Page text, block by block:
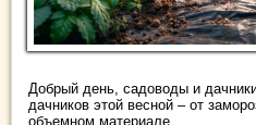
Добрый день, садоводы и
дачников этой весной – от
объемном материале. ...